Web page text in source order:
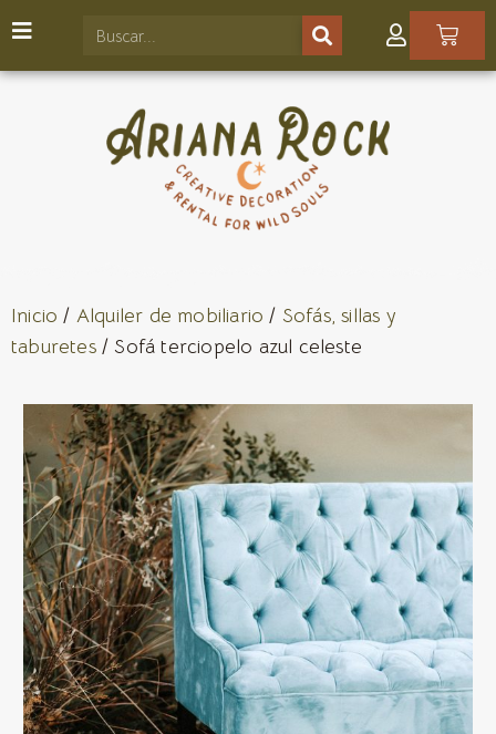
Inicio / Alquiler de mobiliario / Sofás, sillas y
taburetes/ Sofá terciopelo azul celeste